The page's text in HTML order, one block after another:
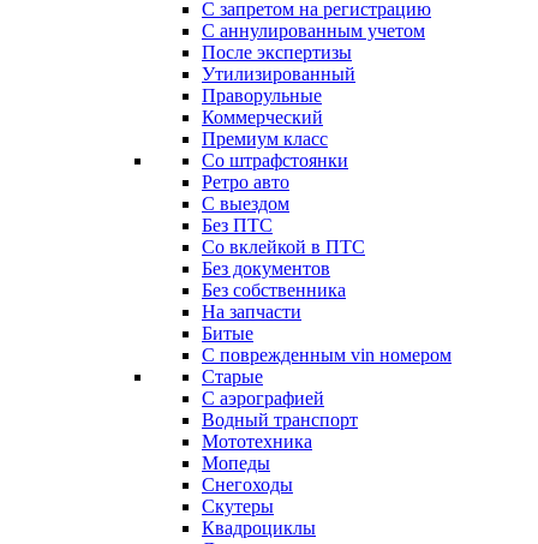
С запретом на регистрацию
С аннулированным учетом
После экспертизы
Утилизированный
Праворульные
Коммерческий
Премиум класс
Со штрафстоянки
Ретро авто
С выездом
Без ПТС
Со вклейкой в ПТС
Без документов
Без собственника
На запчасти
Битые
С поврежденным vin номером
Старые
С аэрографией
Водный транспорт
Мототехника
Мопеды
Снегоходы
Скутеры
Квадроциклы